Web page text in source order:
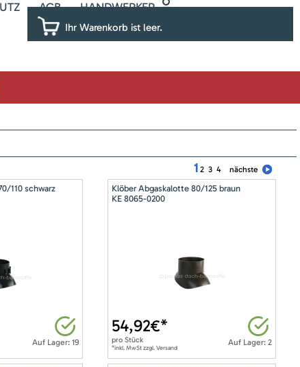
AGB HANDWERKER
Ihr Warenkorb ist leer.
1 2 3 4 nächste
110 schwarz
Auf Lager: 19
Klöber Abgaskalotte 80/125 braun
KE 8065-0200
Auf Lager: 2
54,92€*
proStück
*inkl. MwSt zzgl. Versand